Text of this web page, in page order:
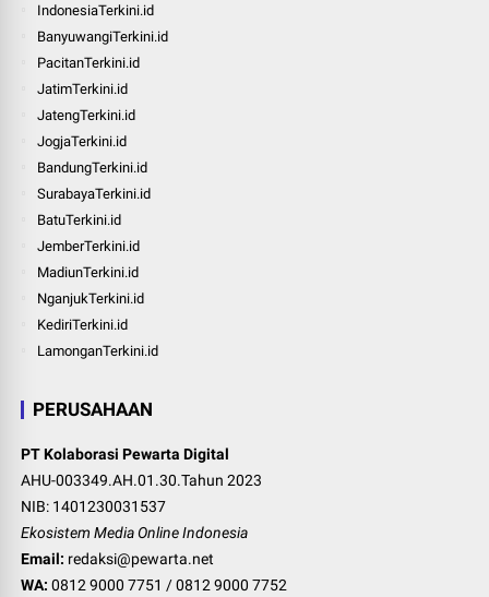
IndonesiaTerkini.id
BanyuwangiTerkini.id
PacitanTerkini.id
JatimTerkini.id
JatengTerkini.id
JogjaTerkini.id
BandungTerkini.id
SurabayaTerkini.id
BatuTerkini.id
JemberTerkini.id
MadiunTerkini.id
NganjukTerkini.id
KediriTerkini.id
LamonganTerkini.id
PERUSAHAAN
PT Kolaborasi Pewarta Digital
AHU-003349.AH.01.30.Tahun 2023
NIB: 1401230031537
Ekosistem Media Online Indonesia
Email: redaksi@pewarta.net
WA: 0812 9000 7751 /0812 9000 7752